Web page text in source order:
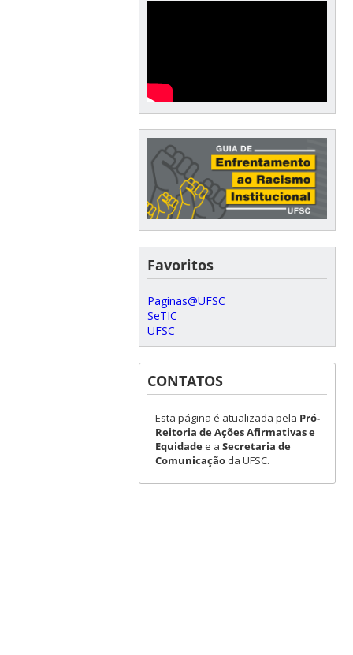
Favoritos
Paginas@UFSC
SeTIC
UFSC
CONTATOS
Esta página é atualizada pela Pró-
Reitoria de Ações Afirmativas e
Equidadee a Secretaria de
Comunicaçãoda UFSC.